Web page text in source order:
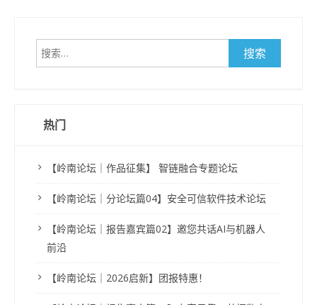
搜
索：
热门
【岭南论坛｜作品征集】 智链融合专题论坛
【岭南论坛｜分论坛篇04】安全可信软件技术论坛
【岭南论坛｜报告嘉宾篇02】邀您共话AI与机器人
前沿
【岭南论坛｜2026启新】团报特惠！